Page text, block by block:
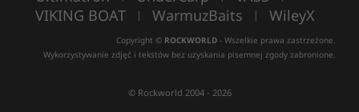
VIKING BOAT | WarmuzBaits | WileyX
Copyright © ROCKWORLD - Wszelkie prawa zastrzeżone.
Wykorzystywanie zdjęć i tekstów bez uzyskania pisemnej zgody zabronione.
© Rockworld 2004 - 2026